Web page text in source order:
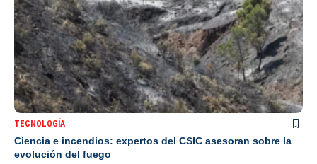
TECNOLOGÍA
Ciencia e incendios: expertos del CSIC asesoran sobre la
evolución del fuego